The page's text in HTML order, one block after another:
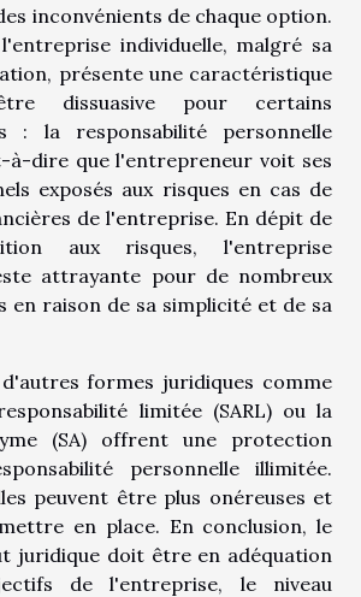
inconvénients de chaque option.
individuelle, malgré sa
présente une caractéristique
dissuasive pour certains
: la responsabilité personnelle
à-dire que l'entrepreneur voit ses
exposés aux risques en cas de
de l'entreprise. En dépit de
aux risques, l'entreprise
attrayante pour de nombreux
en raison de sa simplicité et de sa
formes juridiques comme
limitée (SARL) ou la
(SA) offrent une protection
personnelle illimitée.
peuvent être plus onéreuses et
en place. En conclusion, le
juridique doit être en adéquation
de l'entreprise, le niveau